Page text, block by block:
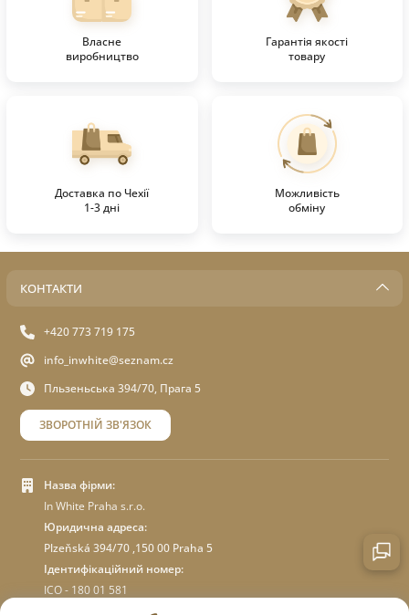
Власне
виробництво
Гарантія якості
товару
Доставка по Чехії
1-3 дні
Можливість
обміну
КОНТАКТИ
+420 773 719 175
info_inwhite@seznam.cz
Пльзеньська 394/70, Прага 5
ЗВОРОТНІЙ ЗВ'ЯЗОК
Назва фірми:
In White Praha s.r.o.
Юридична адреса:
Plzeňská 394/70 ,150 00 Praha 5
Ідентифікаційний номер:
ICO - 180 01 581